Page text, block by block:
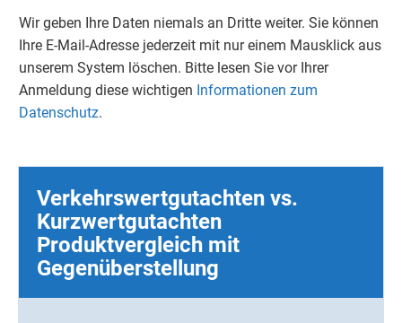
Wir geben Ihre Daten niemals an Dritte weiter. Sie können
Ihre E-Mail-Adresse jederzeit mit nur einem Mausklick aus
unserem System löschen. Bitte lesen Sie vor Ihrer
Anmeldung diese wichtigen Informationen zum
Datenschutz.
Verkehrswertgutachten vs.
Kurzwertgutachten
Produktvergleich mit
Gegenüberstellung